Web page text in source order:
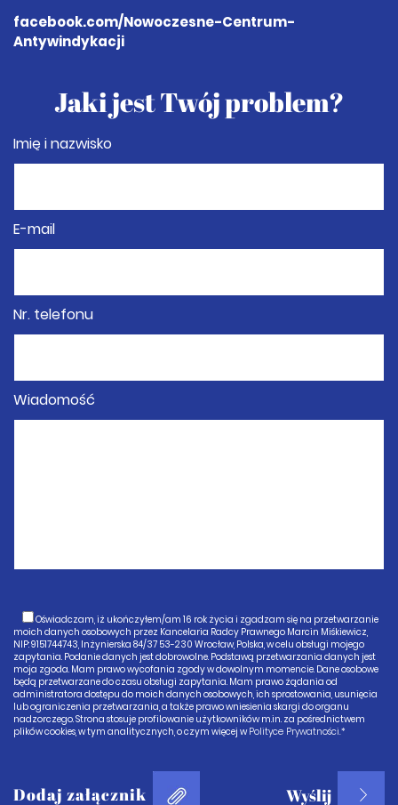
facebook.com/Nowoczesne-Centrum-
Antywindykacji
Jaki jest Twój problem?
Imię i nazwisko
E-mail
Nr. telefonu
Wiadomość
Oświadczam, iż ukończyłem/am 16 rok życia i zgadzam się na przetwarzanie
moich danych osobowych przez Kancelaria Radcy Prawnego Marcin Miśkiewicz,
NIP: 9151744743, Inżynierska 84/37 53-230 Wrocław, Polska, w celu obsługi mojego
zapytania. Podanie danych jest dobrowolne. Podstawą przetwarzania danych jest
moja zgoda. Mam prawo wycofania zgody w dowolnym momencie. Dane osobowe
będą przetwarzane do czasu obsługi zapytania. Mam prawo żądania od
administratora dostępu do moich danych osobowych, ich sprostowania, usunięcia
lub ograniczenia przetwarzania, a także prawo wniesienia skargi do organu
nadzorczego. Strona stosuje profilowanie użytkowników m.in. za pośrednictwem
plików cookies, w tym analitycznych, o czym więcej wPolityce Prywatności.*
Dodaj załącznik